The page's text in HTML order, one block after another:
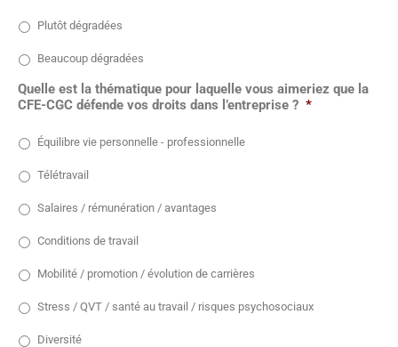
Plutôt dégradées
Beaucoup dégradées
Quelle est la thématique pour laquelle vous aimeriez que la
CFE-CGC défende vos droits dans l’entreprise ? *
Équilibre vie personnelle - professionnelle
Télétravail
Salaires / rémunération / avantages
Conditions de travail
Mobilité / promotion / évolution de carrières
Stress / QVT / santé au travail / risques psychosociaux
Diversité